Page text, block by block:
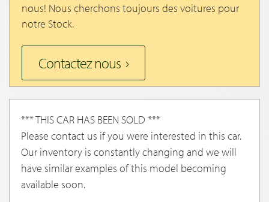
nous! Nous cherchons toujours des voitures pour
notre Stock.
Contactez nous
*** THIS CAR HAS BEEN SOLD ***
Please contact us if you were interested in this car.
Our inventory is constantly changing and we will
have similar examples of this model becoming
available soon.